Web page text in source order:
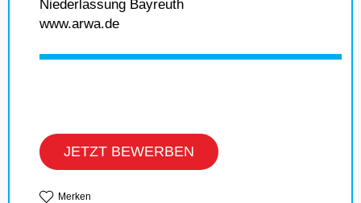
Niederlassung Bayreuth
www.arwa.de
JETZT BEWERBEN
Merken